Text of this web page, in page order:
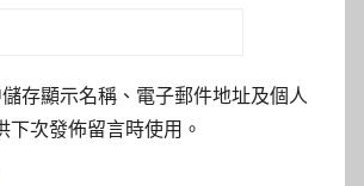
存顯示名稱、電子郵件地址及個人
下次發佈留言時使用。